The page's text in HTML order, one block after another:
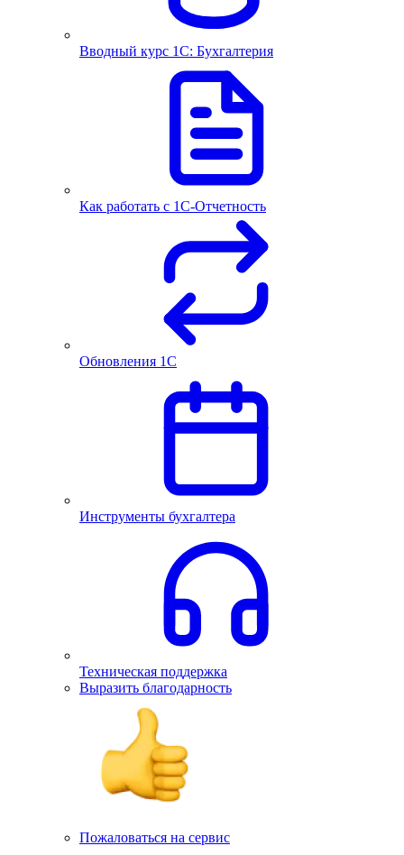
Вводный курс 1С: Бухгалтерия
Как работать с 1С‑Отчетность
Обновления 1С
Инструменты бухгалтера
Техническая поддержка
Выразить благодарность
Пожаловаться на сервис